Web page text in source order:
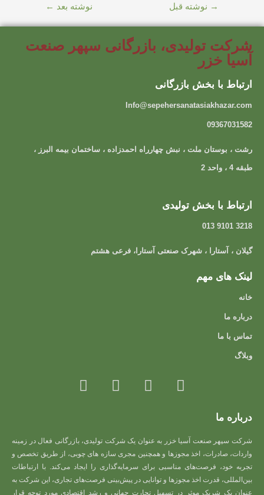
→ نوشته قبل نوشته بعد ←
شرکت تولیدی، بازرگانی سپهر صنعت
آسیا خزر
ارتباط با بخش بازرگانی
Info@sepehersanatasiakhazar.com
09367031582
رشت ، بوستان ملت ، نبش چهارراه احمدزاده ، ساختمان بیمه البرز ،
طبقه 4 ، واحد 2
ارتباط با بخش تولیدی
3218 9101 013
گیلان ، آستارا ، شهرک صنعتی آستارا، فرعی هشتم
لینک های مهم
خانه
درباره ما
تماس با ما
وبلاگ
درباره ما
شرکت سپهر صنعت آسیا خزر به عنوان یک شرکت تولیدی، بازرگانی فعال در زمینه
واردات، صادرات، اخذ مجوزها و همچنین مجری سازه های چوبی، از طریق تخصص و
تجربه خود، فرصت‌های مناسبی برای سرمایه‌گذاری را ایجاد می‌کند. با ارتباطات
بین‌المللی، قدرت اخذ مجوزها و توانایی در پیش‌بینی فرصت‌های تجاری، این شرکت به
عنوان یک شریک موثر در تسهیل تجارت جهانی و رشد اقتصادی مورد توجه قرار